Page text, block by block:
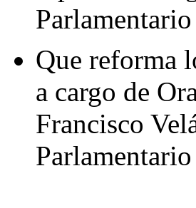
Que reforma
a cargo de
Francisco